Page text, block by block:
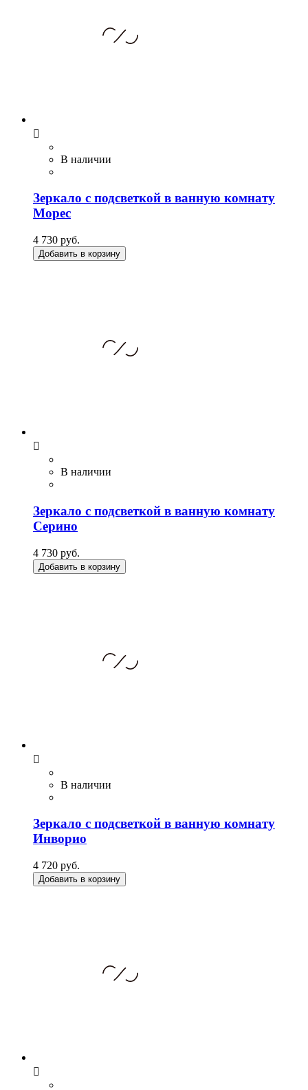

В наличии
Зеркало с подсветкой в ванную комнату
Морес
4 730 руб.
Добавить в корзину

В наличии
Зеркало с подсветкой в ванную комнату
Серино
4 730 руб.
Добавить в корзину

В наличии
Зеркало с подсветкой в ванную комнату
Инворио
4 720 руб.
Добавить в корзину
